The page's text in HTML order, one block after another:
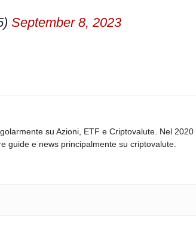
September 8, 2023
su Azioni, ETF e Criptovalute. Nel
guide e news principalmente su criptovalute.